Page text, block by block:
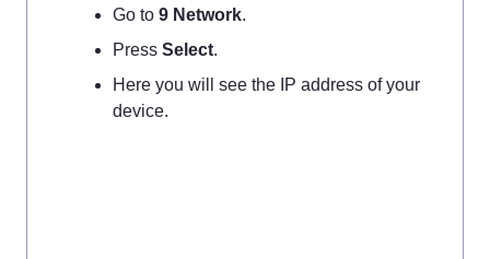
Go to 9 Network.
Press Select.
Here you will see the IP address of your
device.